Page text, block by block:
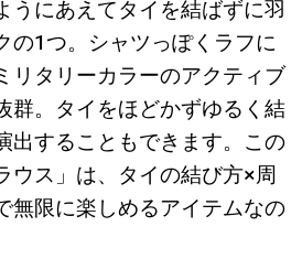
うにあえてタイを結ばずに羽
の1つ。シャツっぽくラフに
リタリーカラーのアクティブ
群。タイをほどかずゆるく結
出することもできます。この
ウス」は、タイの結び方×周
無限に楽しめるアイテムなの